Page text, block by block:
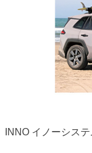
INNO イノーシス